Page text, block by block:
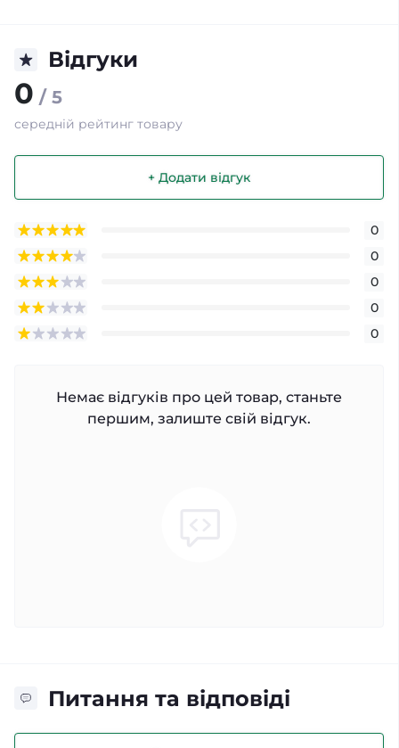
Відгуки
0 / 5
середній рейтинг товару
+ Додати відгук
0
0
0
0
0
Немає відгуків про цей товар, станьте
першим, залиште свій відгук.
Питання та відповіді